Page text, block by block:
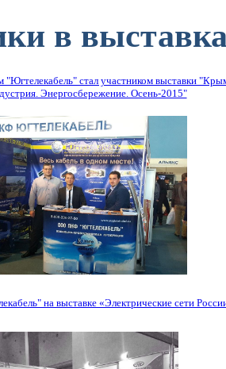
в
стал участником выставки
Энергосбережение. Осень-2015"
на выставке «Электрические сети